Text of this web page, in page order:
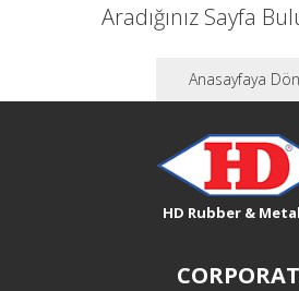
Aradığınız Sayfa
Anasayfaya Dön
HD Rubber &